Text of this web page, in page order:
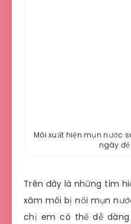
Môi xuất hiện mụn nước
ngày
Trên đây là những tìm
xăm môi bị nổi mụn
chị em có thể dễ